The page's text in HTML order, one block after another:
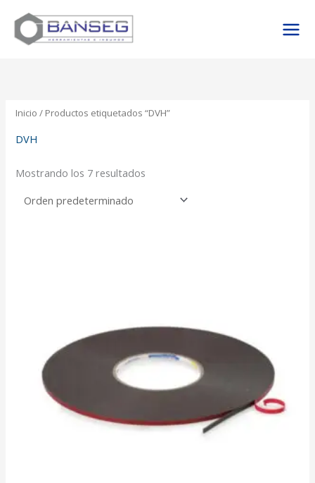
contenido
Inicio / Productos etiquetados “DVH”
DVH
Mostrando los 7 resultados